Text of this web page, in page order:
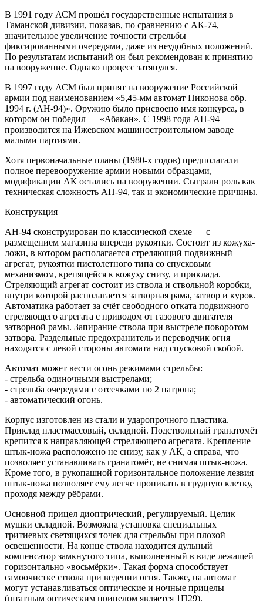
В 1991 году АСМ прошёл государственные испытания в
Таманской дивизии, показав, по сравнению с АК-74,
значительное увеличение точности стрельбы
фиксированными очередями, даже из неудобных положений.
По результатам испытаний он был рекомендован к принятию
на вооружение. Однако процесс затянулся.
В 1997 году АСМ был принят на вооружение Российской
армии под наименованием «5,45-мм автомат Никонова обр.
1994 г. (АН-94)». Оружию было присвоено имя конкурса, в
котором он победил — «Абакан». С 1998 года АН-94
производится на Ижевском машиностроительном заводе
малыми партиями.
Хотя первоначальные планы (1980-х годов) предполагали
полное перевооружение армии новыми образцами,
модификации АК остались на вооружении. Сыграли роль как
техническая сложность АН-94, так и экономические причины.
Конструкция
АН-94 сконструирован по классической схеме — с
размещением магазина впереди рукоятки. Состоит из кожуха-
ложи, в котором располагается стреляющий подвижный
агрегат, рукоятки пистолетного типа со спусковым
механизмом, крепящейся к кожуху снизу, и приклада.
Стреляющий агрегат состоит из ствола и ствольной коробки,
внутри которой располагается затворная рама, затвор и курок.
Автоматика работает за счёт свободного отката подвижного
стреляющего агрегата с приводом от газового двигателя
затворной рамы. Запирание ствола при выстреле поворотом
затвора. Раздельные предохранитель и переводчик огня
находятся с левой стороны автомата над спусковой скобой.
Автомат может вести огонь режимами стрельбы:
- стрельба одиночными выстрелами;
- стрельба очередями с отсечками по 2 патрона;
- автоматический огонь.
Корпус изготовлен из стали и ударопрочного пластика.
Приклад пластмассовый, складной. Подствольный гранатомёт
крепится к направляющей стреляющего агрегата. Крепление
штык-ножа расположено не снизу, как у АК, а справа, что
позволяет устанавливать гранатомёт, не снимая штык-ножа.
Кроме того, в рукопашной горизонтальное положение лезвия
штык-ножа позволяет ему легче проникать в грудную клетку,
проходя между рёбрами.
Основной прицел диоптрический, регулируемый. Целик
мушки складной. Возможна установка специальных
тритиевых светящихся точек для стрельбы при плохой
освещенности. На конце ствола находится дульный
компенсатор замкнутого типа, выполненный в виде лежащей
горизонтально «восьмёрки». Такая форма способствует
самоочистке ствола при ведении огня. Также, на автомат
могут устанавливаться оптические и ночные прицелы
(штатным оптическим прицелом является 1П29).